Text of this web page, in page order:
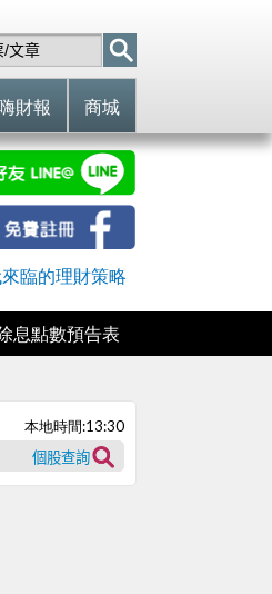
財報 商城
臨的理財策略
息點數預告表
本地時間:13:30